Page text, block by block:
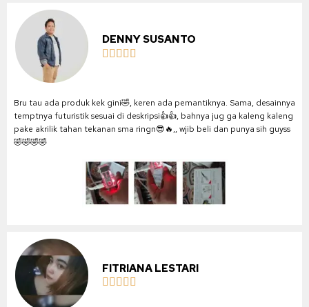
DENNY SUSANTO
    
Bru tau ada produk kek gini🤣, keren ada pemantiknya. Sama, desainnya
temptnya futuristik sesuai di deskripsi👍👍, bahnya jug ga kaleng kaleng
pake akrilik tahan tekanan sma ringn😎🔥,, wjib beli dan punya sih guyss
🤣🤣🤣🤣
FITRIANA LESTARI
    